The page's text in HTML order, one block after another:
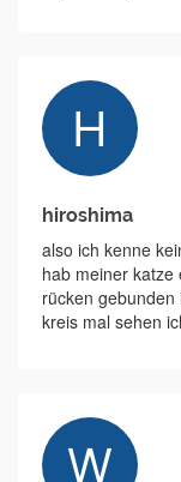
hiroshima
also ich kenne
hab meiner
rücken
kreis mal sehen